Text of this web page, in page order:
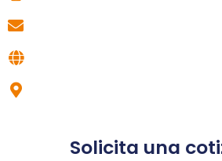
www.corporacionnel.com
Solicita una